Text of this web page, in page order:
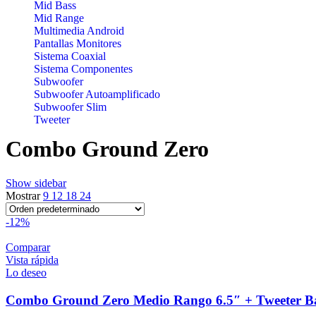
Mid Bass
Mid Range
Multimedia Android
Pantallas Monitores
Sistema Coaxial
Sistema Componentes
Subwoofer
Subwoofer Autoamplificado
Subwoofer Slim
Tweeter
Combo Ground Zero
Show sidebar
Mostrar9 12 18 24
-12%
Comparar
Vista rápida
Lo deseo
Combo Ground Zero Medio Rango 6.5″ + Tweeter